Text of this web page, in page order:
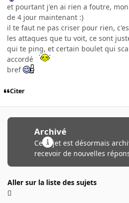
et pourtant j'en ai rien a foutre,
de 4 jour maintenant :)
il te faut ne pas criser pour rien,
les attaques que tu voit, ce sont
qui te ping, et certain boulet qui
accordé
bref
Citer
Archivé
Ce sujet est désormais
recevoir de nouvelles
Aller sur la liste des sujets